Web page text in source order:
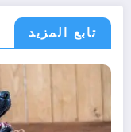
تابع المزيد